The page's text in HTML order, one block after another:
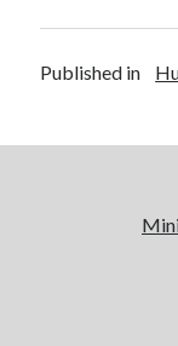
Published in